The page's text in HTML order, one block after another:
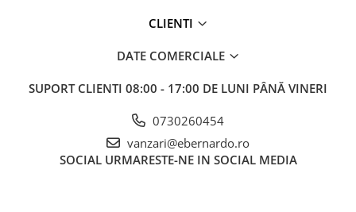
Instrumente de tăiere diferite
carbura
Lame de ferăstrău cu acoperire
Panze de taiere cu banda verticala
CLIENTI
DATE COMERCIALE
SUPORT CLIENTI 08:00 - 17:00 DE LUNI PÂNĂ VINERI
0730260454
vanzari@ebernardo.ro
SOCIAL URMARESTE-NE IN SOCIAL MEDIA